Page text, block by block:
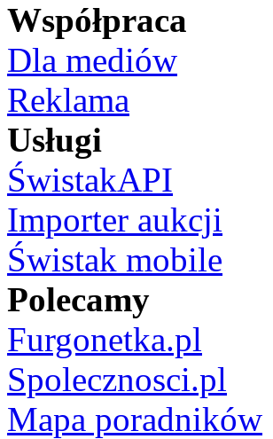
Współpraca
Dla mediów
Reklama
Usługi
ŚwistakAPI
Importer aukcji
Świstak mobile
Polecamy
Furgonetka.pl
Spolecznosci.pl
Mapa poradników